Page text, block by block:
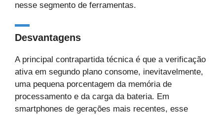
nesse segmento de ferramentas.
Desvantagens
A principal contrapartida técnica é que a verificação
ativa em segundo plano consome, inevitavelmente,
uma pequena porcentagem da memória de
processamento e da carga da bateria. Em
smartphones de gerações mais recentes, esse